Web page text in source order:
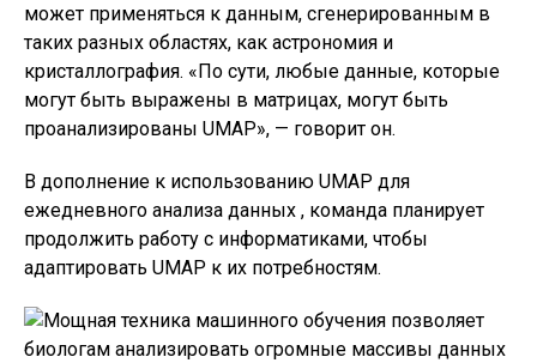
может применяться к данным, сгенерированным в
таких разных областях, как астрономия и
кристаллография. «По сути, любые данные, которые
могут быть выражены в матрицах, могут быть
проанализированы UMAP», — говорит он.
В дополнение к использованию UMAP для
ежедневного анализа данных , команда планирует
продолжить работу с информатиками, чтобы
адаптировать UMAP к их потребностям.